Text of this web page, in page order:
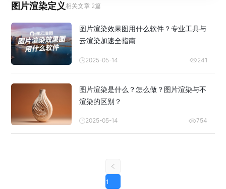
图片渲染定义相关文章 2篇
图片渲染效果图用什么软件？专业工具与
云渲染加速全指南
2025-05-14 241
图片渲染是什么？怎么做？图片渲染与不
渲染的区别？
2025-05-14 754
1